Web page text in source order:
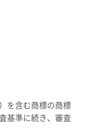
を含む商標の商標
基準に続き、審査